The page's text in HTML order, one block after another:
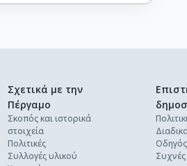
Σχετικά με την
Πέργαμο
Σκοπός και ιστορικά
στοιχεία
Πολιτικές
Συλλογές υλικού